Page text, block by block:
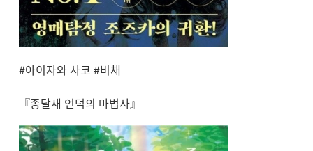
#아이자와 사코 #비채
『종달새 언덕의 마법사』